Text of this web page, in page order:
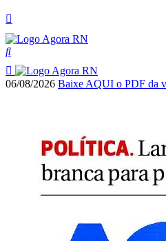
06/08/2026 Baixe AQUI o PDF da